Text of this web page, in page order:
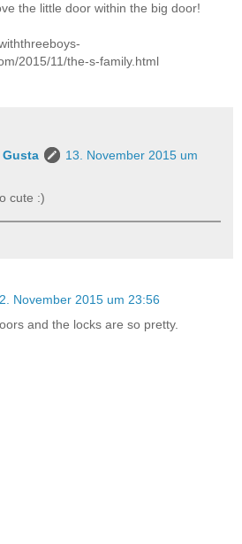
the little door within the big door!
2015/11/the-s-family.html
13. November 2015 um
cute :)
November 2015 um 23:56
and the locks are so pretty.